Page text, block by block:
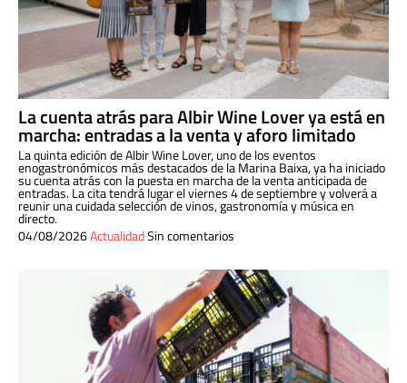
La cuenta atrás para Albir Wine Lover ya está en
marcha: entradas a la venta y aforo limitado
La quinta edición de Albir Wine Lover, uno de los eventos
enogastronómicos más destacados de la Marina Baixa, ya ha iniciado
su cuenta atrás con la puesta en marcha de la venta anticipada de
entradas. La cita tendrá lugar el viernes 4 de septiembre y volverá a
reunir una cuidada selección de vinos, gastronomía y música en
directo.
04/08/2026ActualidadSin comentarios